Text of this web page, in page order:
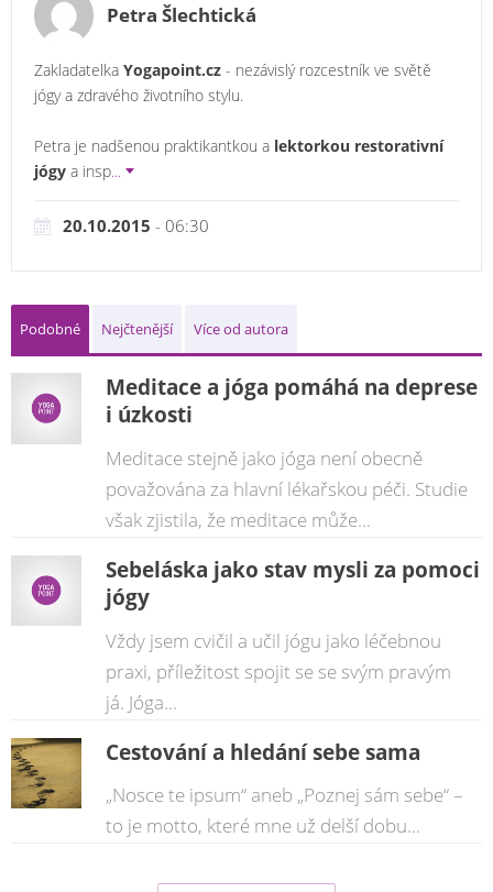
Petra Šlechtická
Zakladatelka Yogapoint.cz - nezávislý rozcestník ve světě
jógy a zdravého životního stylu.
Petra je nadšenou praktikantkou a lektorkou restorativní
jógy a insp...
20.10.2015 - 06:30
Podobné Nejčtenější Více od autora
Meditace a jóga pomáhá na deprese
i úzkosti
Meditace stejně jako jóga není obecně
považována za hlavní lékařskou péči. Studie
však zjistila, že meditace může...
Sebeláska jako stav mysli za pomoci
jógy
Vždy jsem cvičil a učil jógu jako léčebnou
praxi, příležitost spojit se se svým pravým
já. Jóga...
Cestování a hledání sebe sama
„Nosce te ipsum“ aneb „Poznej sám sebe“ –
to je motto, které mne už delší dobu...